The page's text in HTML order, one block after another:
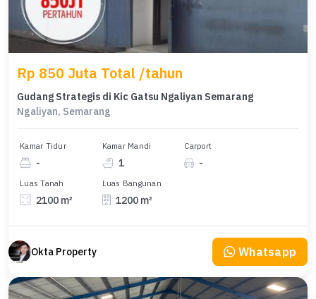
Rp 850 Juta Total /tahun
Gudang Strategis di Kic Gatsu Ngaliyan Semarang
Ngaliyan, Semarang
Kamar Tidur
-
Kamar Mandi
1
Carport
-
Luas Tanah
2100 m²
Luas Bangunan
1200 m²
Okta Property Whatsapp